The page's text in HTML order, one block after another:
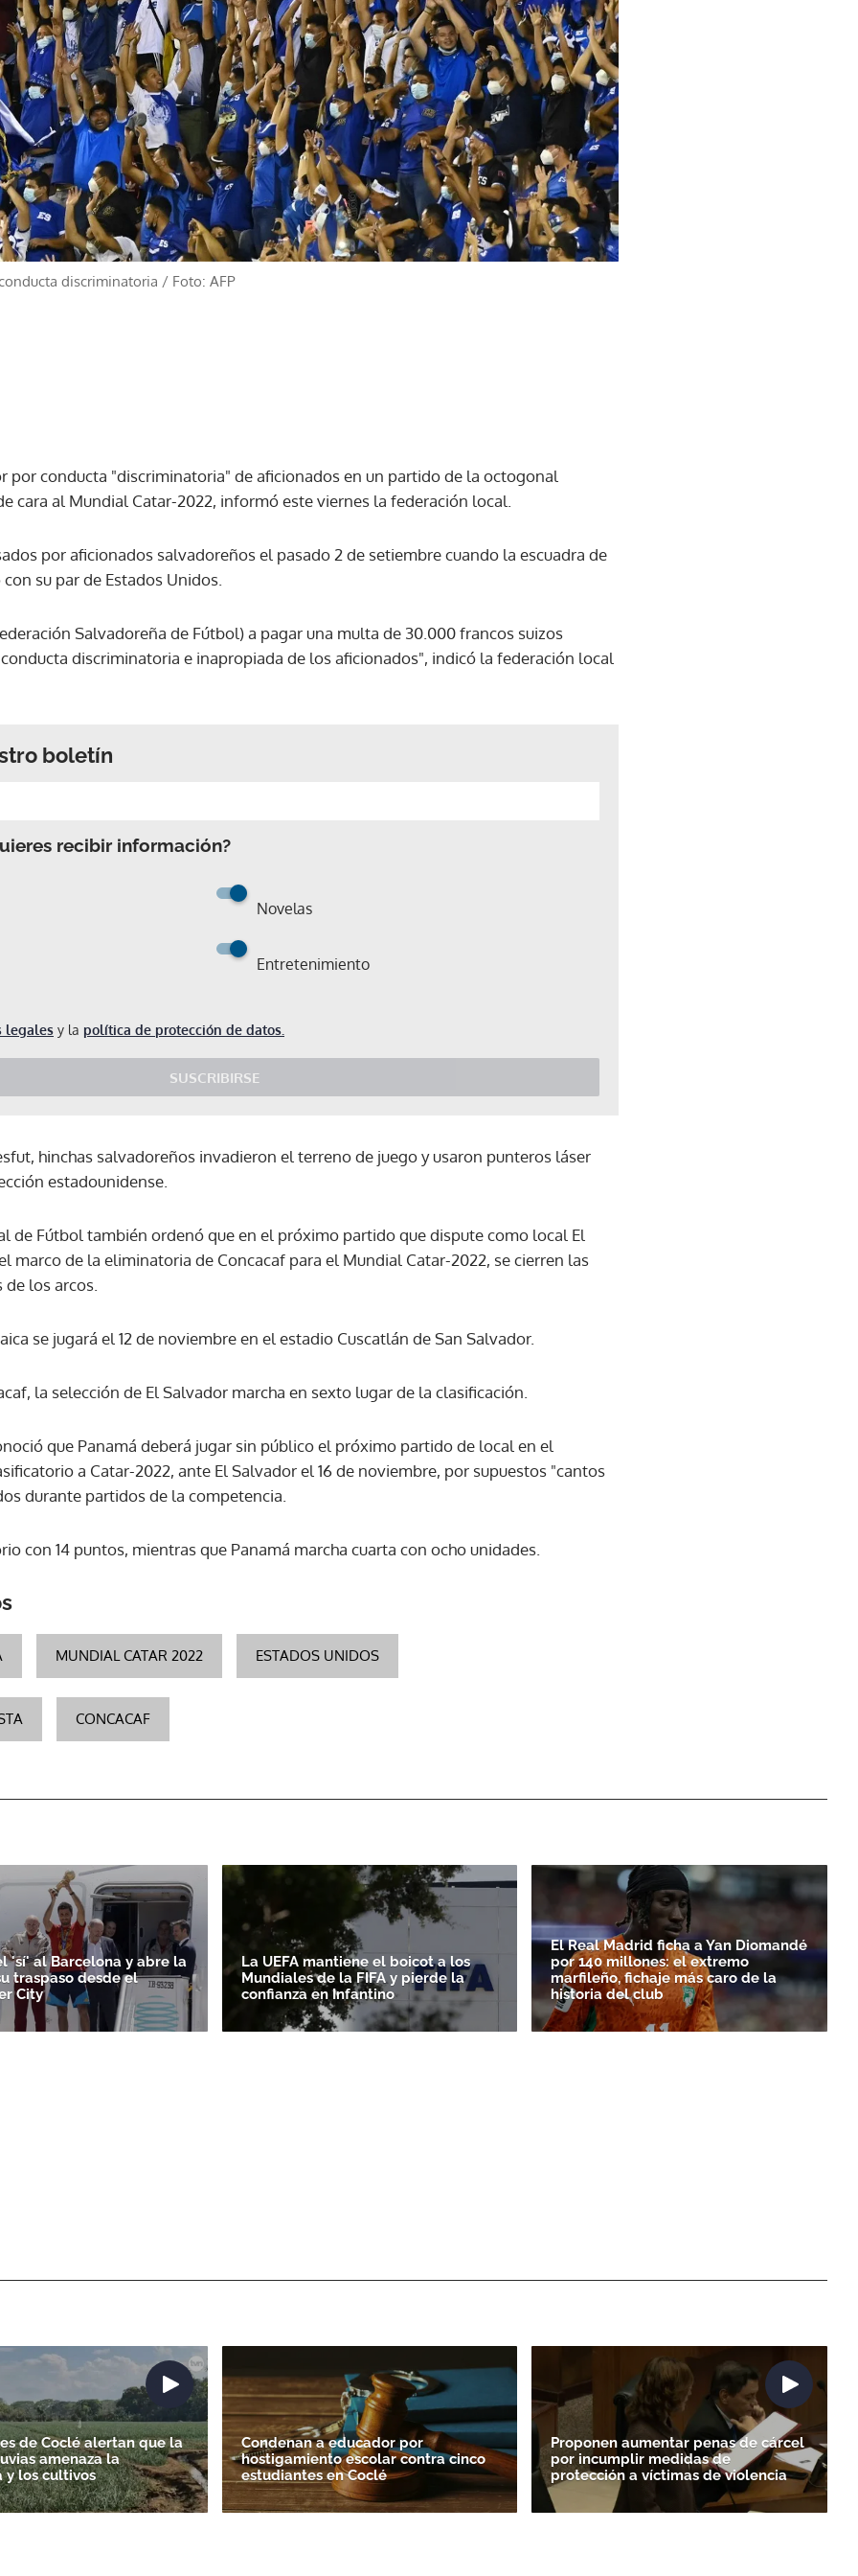
discriminatoria / Foto: AFP
por conducta "discriminatoria" de aficionados en un partido de la octogonal
cara al Mundial Catar-2022, informó este viernes la federación local.
por aficionados salvadoreños el pasado 2 de setiembre cuando la escuadra de
su par de Estados Unidos.
Salvadoreña de Fútbol) a pagar una multa de 30.000 francos suizos
discriminatoria e inapropiada de los aficionados", indicó la federación local
boletín
recibir información?
Novelas
Entretenimiento
legales y la política de protección de datos.
SUSCRIBIRSE
Gracias por suscribirte a nuestro boletín.
ACEPTAR
hinchas salvadoreños invadieron el terreno de juego y usaron punteros láser
estadounidense.
de Fútbol también ordenó que en el próximo partido que dispute como local El
marco de la eliminatoria de Concacaf para el Mundial Catar-2022, se cierren las
los arcos.
se jugará el 12 de noviembre en el estadio Cuscatlán de San Salvador.
la selección de El Salvador marcha en sexto lugar de la clasificación.
que Panamá deberá jugar sin público el próximo partido de local en el
a Catar-2022, ante El Salvador el 16 de noviembre, por supuestos "cantos
durante partidos de la competencia.
con 14 puntos, mientras que Panamá marcha cuarta con ocho unidades.
MUNDIAL CATAR 2022 ESTADOS UNIDOS
CONCACAF
'sí' al Barcelona y abre la
traspaso desde el
City
La UEFA mantiene el boicot a los
Mundiales de la FIFA y pierde la
confianza en Infantino
El Real Madrid ficha a Yan Diomandé
por 140 millones: el extremo
marfileño, fichaje más caro de la
historia del club
de Coclé alertan que la
amenaza la
y los cultivos
Condenan a educador por
hostigamiento escolar contra cinco
estudiantes en Coclé
Proponen aumentar penas de cárcel
por incumplir medidas de
protección a víctimas de violencia